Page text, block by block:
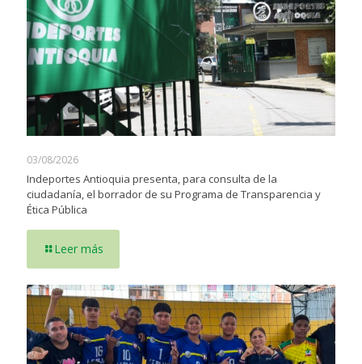
03/08/2026
Indeportes Antioquia presenta, para consulta de la
ciudadanía, el borrador de su Programa de Transparencia y
Ética Pública
Leer más